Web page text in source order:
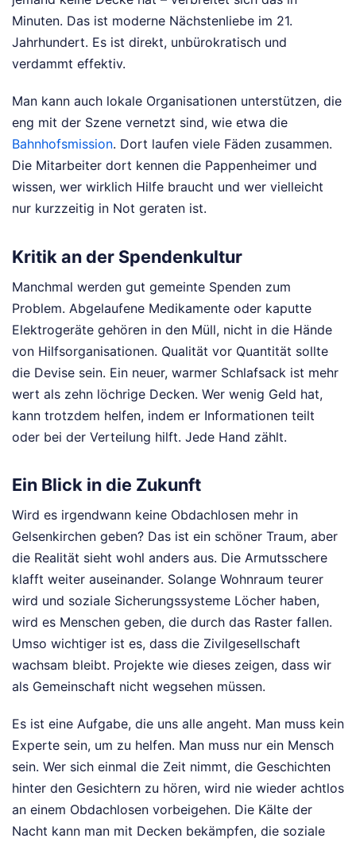
Minuten. Das ist moderne Nächstenliebe im 21.
Jahrhundert. Es ist direkt, unbürokratisch und
verdammt effektiv.
Man kann auch lokale Organisationen unterstützen, die
eng mit der Szene vernetzt sind, wie etwa die
Bahnhofsmission. Dort laufen viele Fäden zusammen.
Die Mitarbeiter dort kennen die Pappenheimer und
wissen, wer wirklich Hilfe braucht und wer vielleicht
nur kurzzeitig in Not geraten ist.
Kritik an der Spendenkultur
Manchmal werden gut gemeinte Spenden zum
Problem. Abgelaufene Medikamente oder kaputte
Elektrogeräte gehören in den Müll, nicht in die Hände
von Hilfsorganisationen. Qualität vor Quantität sollte
die Devise sein. Ein neuer, warmer Schlafsack ist mehr
wert als zehn löchrige Decken. Wer wenig Geld hat,
kann trotzdem helfen, indem er Informationen teilt
oder bei der Verteilung hilft. Jede Hand zählt.
Ein Blick in die Zukunft
Wird es irgendwann keine Obdachlosen mehr in
Gelsenkirchen geben? Das ist ein schöner Traum, aber
die Realität sieht wohl anders aus. Die Armutsschere
klafft weiter auseinander. Solange Wohnraum teurer
wird und soziale Sicherungssysteme Löcher haben,
wird es Menschen geben, die durch das Raster fallen.
Umso wichtiger ist es, dass die Zivilgesellschaft
wachsam bleibt. Projekte wie dieses zeigen, dass wir
als Gemeinschaft nicht wegsehen müssen.
Es ist eine Aufgabe, die uns alle angeht. Man muss kein
Experte sein, um zu helfen. Man muss nur ein Mensch
sein. Wer sich einmal die Zeit nimmt, die Geschichten
hinter den Gesichtern zu hören, wird nie wieder achtlos
an einem Obdachlosen vorbeigehen. Die Kälte der
Nacht kann man mit Decken bekämpfen, die soziale